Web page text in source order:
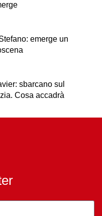
emerge un
sbarcano sul
Cosa accadrà